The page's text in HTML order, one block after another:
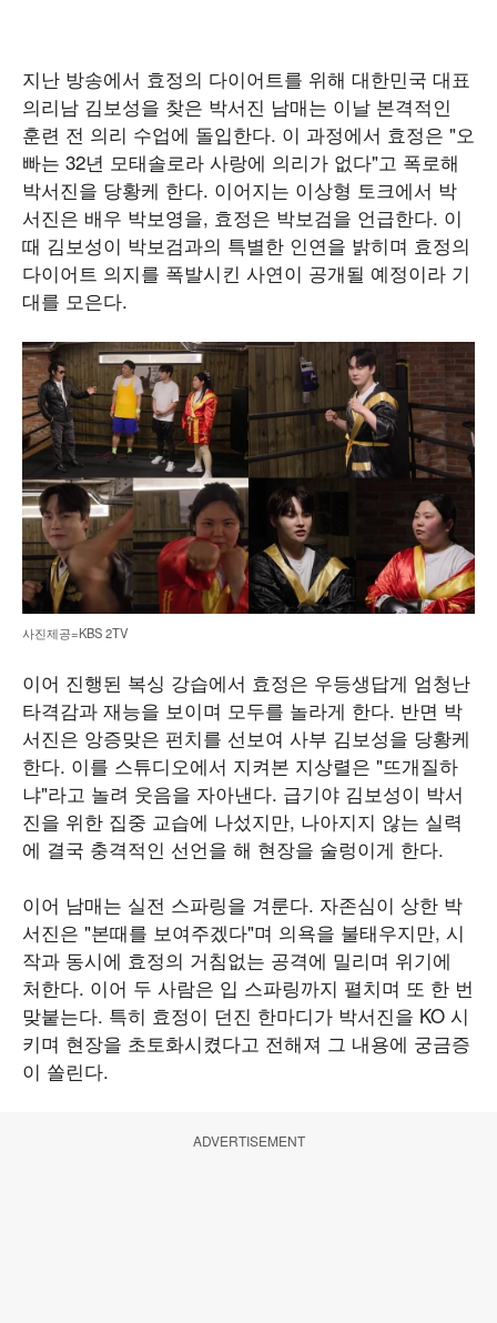
지난 방송에서 효정의 다이어트를 위해 대한민국 대표
의리남 김보성을 찾은 박서진 남매는 이날 본격적인
훈련 전 의리 수업에 돌입한다. 이 과정에서 효정은 "오
빠는 32년 모태솔로라 사랑에 의리가 없다"고 폭로해
박서진을 당황케 한다. 이어지는 이상형 토크에서 박
서진은 배우 박보영을, 효정은 박보검을 언급한다. 이
때 김보성이 박보검과의 특별한 인연을 밝히며 효정의
다이어트 의지를 폭발시킨 사연이 공개될 예정이라 기
대를 모은다.
사진제공=KBS 2TV
이어 진행된 복싱 강습에서 효정은 우등생답게 엄청난
타격감과 재능을 보이며 모두를 놀라게 한다. 반면 박
서진은 앙증맞은 펀치를 선보여 사부 김보성을 당황케
한다. 이를 스튜디오에서 지켜본 지상렬은 "뜨개질하
냐"라고 놀려 웃음을 자아낸다. 급기야 김보성이 박서
진을 위한 집중 교습에 나섰지만, 나아지지 않는 실력
에 결국 충격적인 선언을 해 현장을 술렁이게 한다.
이어 남매는 실전 스파링을 겨룬다. 자존심이 상한 박
서진은 "본때를 보여주겠다"며 의욕을 불태우지만, 시
작과 동시에 효정의 거침없는 공격에 밀리며 위기에
처한다. 이어 두 사람은 입 스파링까지 펼치며 또 한 번
맞붙는다. 특히 효정이 던진 한마디가 박서진을 KO 시
키며 현장을 초토화시켰다고 전해져 그 내용에 궁금증
이 쏠린다.
ADVERTISEMENT